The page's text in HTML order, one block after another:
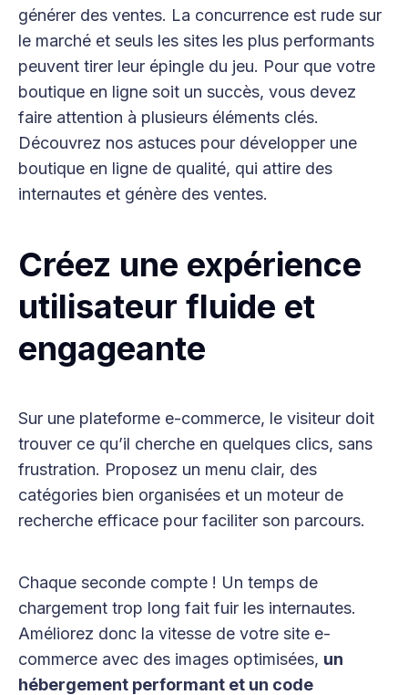
générer des ventes. La concurrence est rude sur
le marché et seuls les sites les plus performants
peuvent tirer leur épingle du jeu. Pour que votre
boutique en ligne soit un succès, vous devez
faire attention à plusieurs éléments clés.
Découvrez nos astuces pour développer une
boutique en ligne de qualité, qui attire des
internautes et génère des ventes.
Créez une expérience
utilisateur fluide et
engageante
Sur une plateforme e-commerce, le visiteur doit
trouver ce qu’il cherche en quelques clics, sans
frustration. Proposez un menu clair, des
catégories bien organisées et un moteur de
recherche efficace pour faciliter son parcours.
Chaque seconde compte ! Un temps de
chargement trop long fait fuir les internautes.
Améliorez donc la vitesse de votre site e-
commerce avec des images optimisées, un
hébergement performant et un code